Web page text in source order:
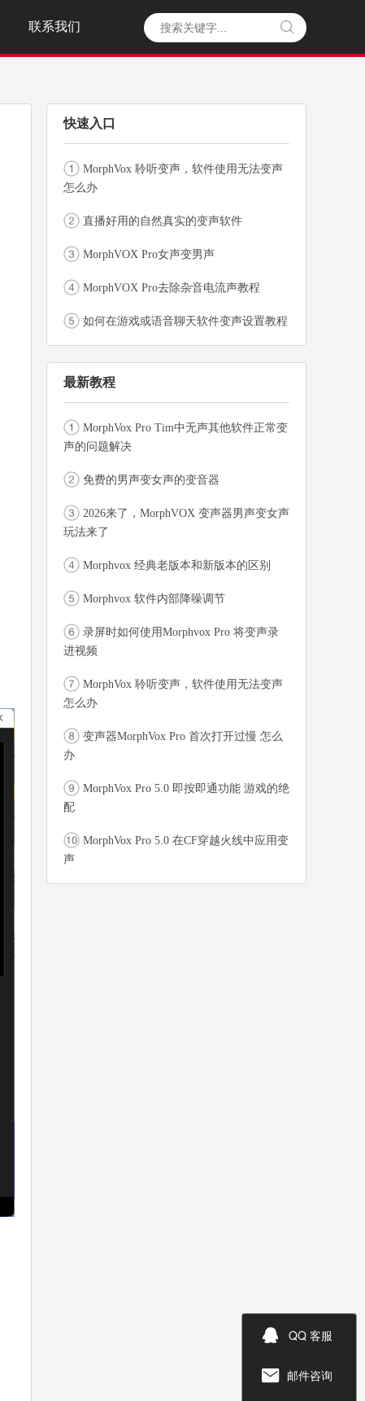

联系我们
快速入口
MorphVox 聆听变声，软件使用无法变声
怎么办
直播好用的自然真实的变声软件
MorphVOX Pro女声变男声
MorphVOX Pro去除杂音电流声教程
如何在游戏或语音聊天软件变声设置教程
最新教程
MorphVox Pro Tim中无声其他软件正常变
声的问题解决
免费的男声变女声的变音器
2026来了，MorphVOX 变声器男声变女声
玩法来了
Morphvox 经典老版本和新版本的区别
Morphvox 软件内部降噪调节
录屏时如何使用Morphvox Pro 将变声录
进视频
MorphVox 聆听变声，软件使用无法变声
怎么办
变声器MorphVox Pro 首次打开过慢 怎么
办
MorphVox Pro 5.0 即按即通功能 游戏的绝
配
MorphVox Pro 5.0 在CF穿越火线中应用变
声
 QQ 客服
 邮件咨询